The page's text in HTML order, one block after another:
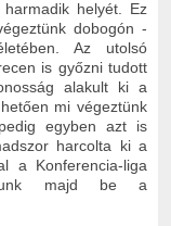
helyét. Ez
dobogón -
Az utolsó
is győzni tudott
alakult ki a
mi végeztünk
egyben azt is
harcolta ki a
a Konferencia-liga
majd be a